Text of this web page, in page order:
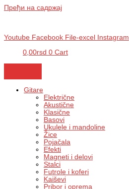
Пређи на садржај
Youtube Facebook File-excel
Instagram
0,00rsd 0 Cart
Gitare
Električne
Akustične
Klasične
Basovi
Ukulele i mandoline
Žice
Pojačala
Efekti
Magneti i delovi
Stalci
Futrole i koferi
Kaiševi
Pribor i oprema